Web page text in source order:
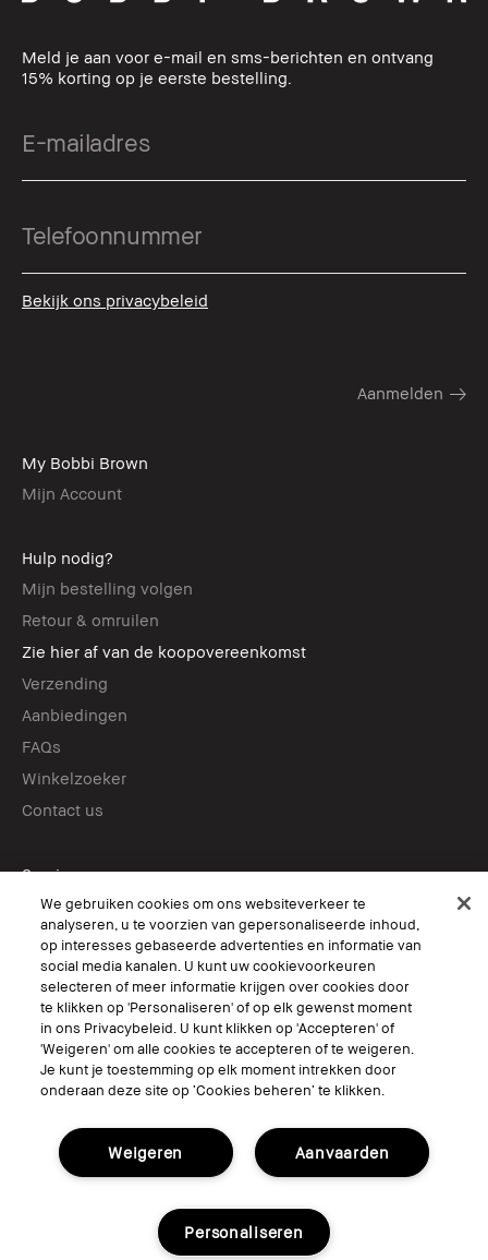
Meld je aan voor e-mail en sms-berichten en ontvang
15% korting op je eerste bestelling.
Bekijk ons privacybeleid
My Bobbi Brown
Mijn Account
Hulp nodig?
Mijn bestelling volgen
Retour & omruilen
Zie hier af van de koopovereenkomst
Verzending
Aanbiedingen
FAQs
Winkelzoeker
Contact us
Services
Boek een afspraak in-store
Virtual Try-On
Volg ons
© Bobbi Brown Professional Cosmetics, Inc. All worldwide rights reserved.
Algemene voorwaarden
Mijn persoonlijke informatie niet verkopen of delen/Gerichte
advertenties
Het gebruik van mijn gevoelige persoonlijke informatie beperken.
We gebruiken cookies om ons websiteverkeer te
analyseren, u te voorzien van gepersonaliseerde inhoud,
op interesses gebaseerde advertenties en informatie van
social media kanalen. U kunt uw cookievoorkeuren
selecteren of meer informatie krijgen over cookies door
te klikken op 'Personaliseren' of op elk gewenst moment
in ons Privacybeleid. U kunt klikken op 'Accepteren' of
'Weigeren' om alle cookies te accepteren of te weigeren.
Je kunt je toestemming op elk moment intrekken door
onderaan deze site op ‘Cookies beheren’ te klikken.
Aanvaarden
Weigeren
Personaliseren